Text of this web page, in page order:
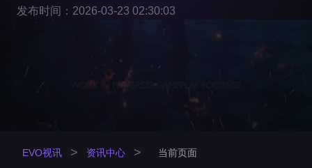
发布时间：2026-03-23 02:30:03
EVO视讯 > 资讯中心 > 当前页面